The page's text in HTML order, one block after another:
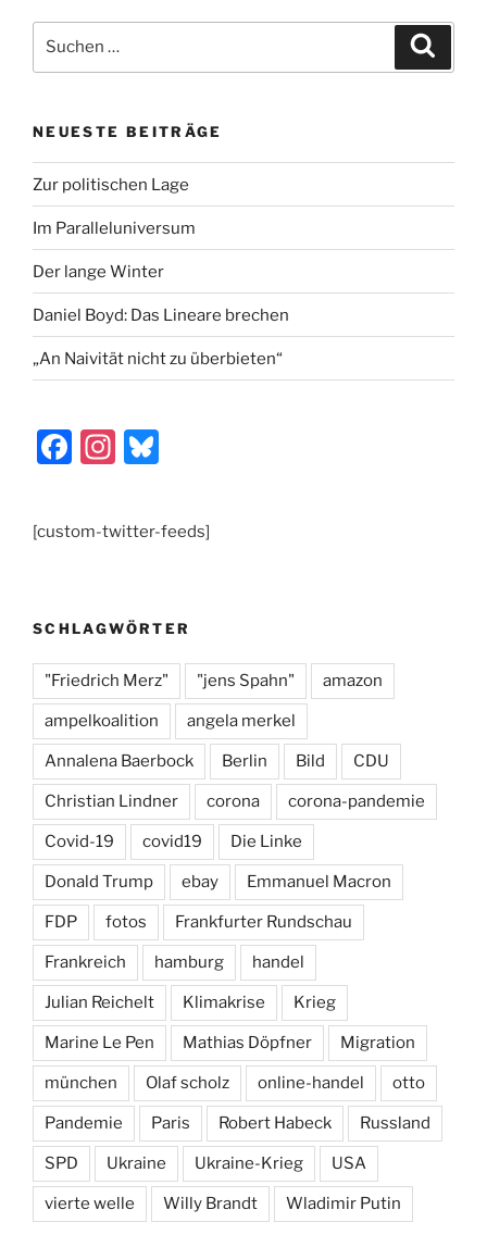
e
b
o
k
o
d
n
l
n
nach:
NEUESTE BEITRÄGE
Zur politischen Lage
Im Paralleluniversum
Der lange Winter
Daniel Boyd: Das Lineare brechen
„An Naivität nicht zu überbieten“
F
e
o
o
k
In
a
gr
m
e
s
y
[custom-twitter-feeds]
SCHLAGWÖRTER
"Friedrich Merz" "jens Spahn" amazon
ampelkoalition angela merkel
Annalena Baerbock Berlin Bild CDU
Christian Lindner corona corona-pandemie
Covid-19 covid19 Die Linke
Donald Trump ebay Emmanuel Macron
FDP fotos Frankfurter Rundschau
Frankreich hamburg handel
Julian Reichelt Klimakrise Krieg
Marine Le Pen Mathias Döpfner Migration
münchen Olaf scholz online-handel otto
Pandemie Paris Robert Habeck Russland
SPD Ukraine Ukraine-Krieg USA
vierte welle Willy Brandt Wladimir Putin